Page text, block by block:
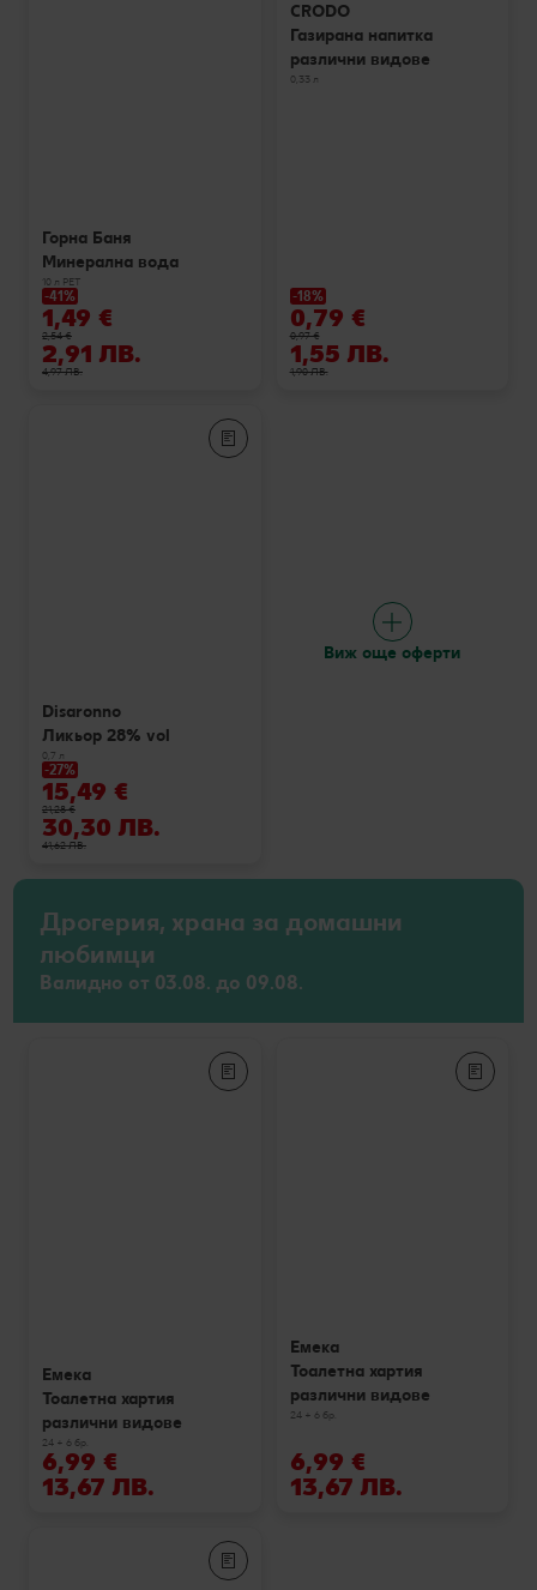
Горна Баня
Минерална вода
10 л РЕТ
-41%
1,49 €
2,54 €
2,91 ЛВ.
4,97 ЛВ.
CRODO
Газирана напитка
различни видове
0,33 л
-18%
0,79 €
0,97 €
1,55 ЛВ.
1,90 ЛВ.
Disaronno
Ликьор 28% vol
0,7 л
-27%
15,49 €
21,28 €
30,30 ЛВ.
41,62 ЛВ.
Виж още оферти
Дрогерия, храна за домашни
любимци
Валидно от 03.08. до 09.08.
Емека
Тоалетна хартия
различни видове
24 + 6 бр.
6,99 €
13,67 ЛВ.
Емека
Тоалетна хартия
различни видове
24 + 6 бр.
6,99 €
13,67 ЛВ.